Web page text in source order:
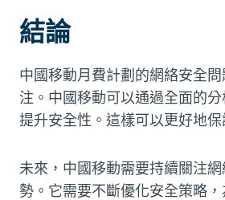
結論
中國移動月費計劃的網絡安全
注。中國移動可以通過全面的
提升安全性。這樣可以更好地保
未來，中國移動需要持續關注
勢。它需要不斷優化安全策略